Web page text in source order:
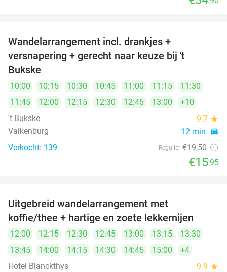
Wandelarrangement incl. drankjes +
versnapering + gerecht naar keuze bij 't
Bukske
10:00 10:15 10:30 10:45 11:00 11:15
11:30
11:45
12:00 12:15 12:30 12:45 13:00
+10
't Bukske
9.7 star
Valkenburg 12 min. directions_car
Verkocht: 139 Regulier €19,50
€15,95
Uitgebreid wandelarrangement met
koffie/thee + hartige en zoete lekkernijen
12:00 12:15 12:30 12:45 13:00 13:15
13:30
13:45
14:00 14:15 14:30 14:45 15:00
+4
Hotel Blanckthys
9.9 star